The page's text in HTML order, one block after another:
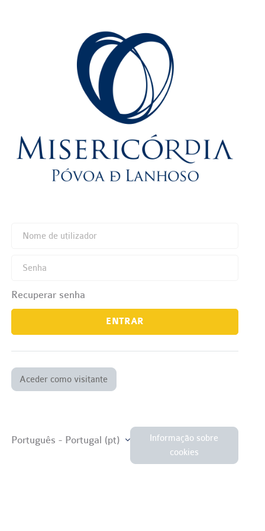
Nome de utilizador
Senha
Recuperar senha
ENTRAR
Aceder como visitante
Português - Portugal ‎(pt)‎
Informação sobre
cookies